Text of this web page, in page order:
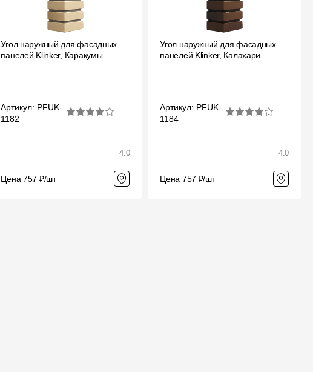
Угол наружный для фасадных
панелей Klinker, Каракумы
Артикул: PFUK-
1182
4.0
Цена 757 ₽/шт
Угол наружный для фасадных
панелей Klinker, Калахари
Артикул: PFUK-
1184
4.0
Цена 757 ₽/шт